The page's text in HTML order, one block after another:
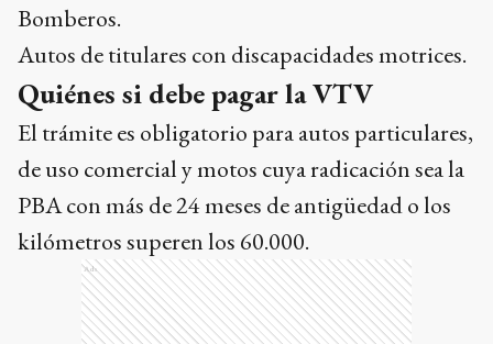
Bomberos.
Autos de titulares con discapacidades motrices.
Quiénes si debe pagar la VTV
El trámite es obligatorio para autos particulares,
de uso comercial y motos cuya radicación sea la
PBA con más de 24 meses de antigüedad o los
kilómetros superen los 60.000.
Ads